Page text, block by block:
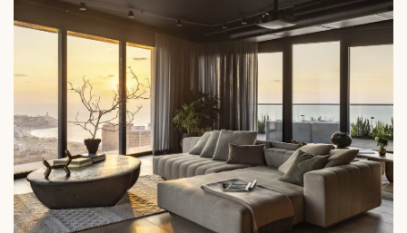
Un expert Décoplus Parquets vous appelle
Demandez un rendez-vous personnalisé